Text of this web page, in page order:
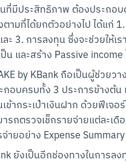
ที่มีประสิทธิภาพ ต้องประกอ
ามที่ได้ยกตัวอย่างไป ได้แก่ 1.
ะ 3. การลงทุน ซึ่งจะช่วยให้เ
น และสร้าง Passive income
by KBank ถือเป็นผู้ช่วยว
อบครบทั้ง 3 ประการข้างต้น
ข้ากระเป๋าเงินฝาก ด้วยฟีเจอ
รถตรวจเช็กรายจ่ายแต่ละเดื
ายอย่าง Expense Summary
ยังเป็นอีกช่องทางในการลง